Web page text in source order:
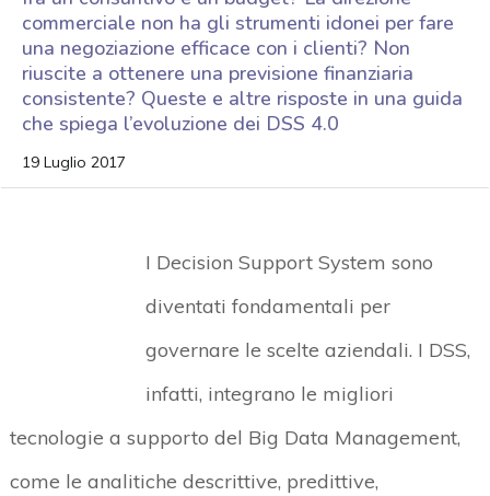
commerciale non ha gli strumenti idonei per fare
una negoziazione efficace con i clienti? Non
riuscite a ottenere una previsione finanziaria
consistente? Queste e altre risposte in una guida
che spiega l’evoluzione dei DSS 4.0
19 Luglio 2017
I Decision Support System sono
diventati fondamentali per
governare le scelte aziendali. I DSS,
infatti, integrano le migliori
tecnologie a supporto del Big Data Management,
come le analitiche descrittive, predittive,